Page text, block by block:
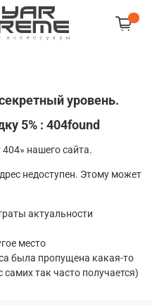
уровень.
5% : 404found
нашего сайта.
недоступен. Этому может
актуальности
место
была пропущена какая-то
так часто получается)